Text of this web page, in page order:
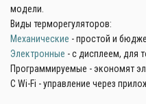
модели.
Виды терморегуляторов:
Механические - простой и
Электронные - с дисплеем, для
Программируемые - экономят
С Wi-Fi - управление через